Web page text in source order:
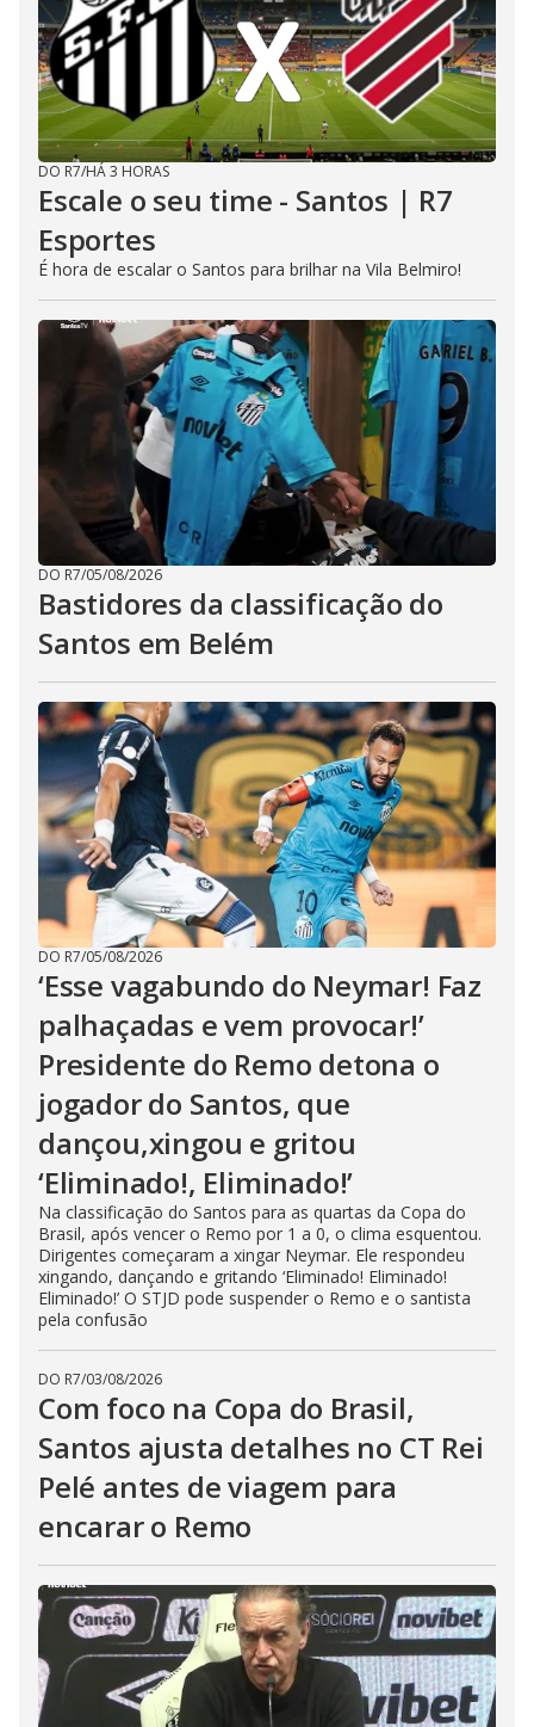
DO R7/HÁ 3 HORAS
Escale o seu time - Santos | R7
Esportes
É hora de escalar o Santos para brilhar na Vila Belmiro!
DO R7/05/08/2026
Bastidores da classificação do
Santos em Belém
DO R7/05/08/2026
‘Esse vagabundo do Neymar! Faz
palhaçadas e vem provocar!’
Presidente do Remo detona o
jogador do Santos, que
dançou,xingou e gritou
‘Eliminado!, Eliminado!’
Na classificação do Santos para as quartas da Copa do
Brasil, após vencer o Remo por 1 a 0, o clima esquentou.
Dirigentes começaram a xingar Neymar. Ele respondeu
xingando, dançando e gritando ‘Eliminado! Eliminado!
Eliminado!’ O STJD pode suspender o Remo e o santista
pela confusão
DO R7/03/08/2026
Com foco na Copa do Brasil,
Santos ajusta detalhes no CT Rei
Pelé antes de viagem para
encarar o Remo